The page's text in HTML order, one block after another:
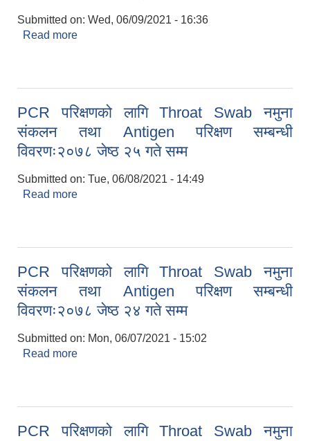
Submitted on: Wed, 06/09/2021 - 16:36
Read more
PCR परिक्षणको लागि Throat Swab नमुना
संकलन तथा Antigen परिक्षण सम्बन्धी
विवरणः२०७८ जेष्ठ २५ गते सम्म
Submitted on: Tue, 06/08/2021 - 14:49
Read more
PCR परिक्षणको लागि Throat Swab नमुना
संकलन तथा Antigen परिक्षण सम्बन्धी
विवरणः२०७८ जेष्ठ २४ गते सम्म
Submitted on: Mon, 06/07/2021 - 15:02
Read more
PCR परिक्षणको लागि Throat Swab नमुना